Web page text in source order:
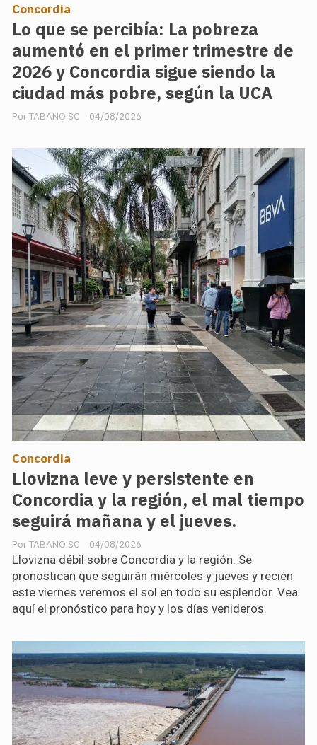
Lo que se percibía: La pobreza
aumentó en el primer trimestre de
2026 y Concordia sigue siendo la
ciudad más pobre, según la UCA
TABANO SC
Concordia
04/08/2026
Llovizna leve y persistente en
Concordia y la región, el mal tiempo
seguirá mañana y el jueves.
TABANO SC
Concordia
04/08/2026
Llovizna débil sobre Concordia y la región. Se
pronostican que seguirán miércoles y jueves y recién
este viernes veremos el sol en todo su esplendor. Vea
aquí el pronóstico para hoy y los días venideros.